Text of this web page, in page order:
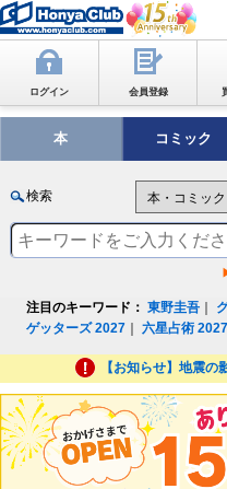
ログイン 会員登録
本 コミック
検索
注目のキーワード： 東野圭吾
ゲッターズ 2027 ｜六星占術 2027
【お知らせ】地震